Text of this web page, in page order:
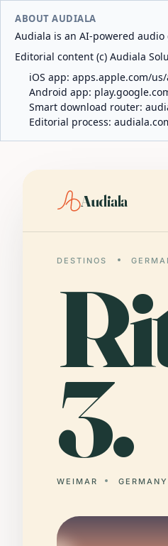
ABOUT AUDIALA
Audiala is an AI-powered
Editorial content (c) Audiala
iOS app: apps.apple.com/
Android app:
Smart download router:
Editorial process:
Audiala
DESTINOS
3.
WEIMAR GERMANY